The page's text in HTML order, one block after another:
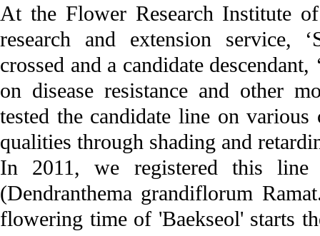
At the Flower Research Institute
research and extension service,
crossed and a candidate
on disease resistance and other
tested the candidate line on
qualities through shading and
In 2011, we registered this line
(Dendranthema grandiflorum
flowering time of 'Baekseol' starts